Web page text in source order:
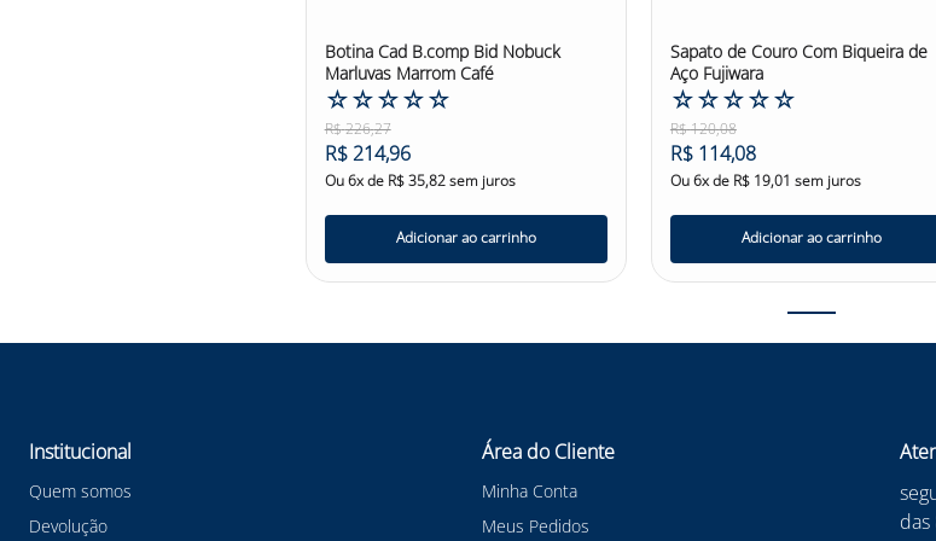
Botina Cad B.comp Bid Nobuck
Marluvas Marrom Café
☆☆☆☆☆
R$226,27
R$214,96
Ou6x de R$35,82sem juros
Adicionar ao carrinho
Sapato de Couro Com Biqueira de
Aço Fujiwara
☆☆☆☆☆
R$120,08
R$ 114,08
Ou6x de R$ 19,01 sem juros
Adicionar ao carrinho
Institucional
Quem somos
Devolução
Área do Cliente
Minha Conta
Meus Pedidos
das